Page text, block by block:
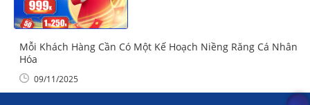
Mỗi Khách Hàng Cần Có Một Kế Hoạch Niềng Răng Cá Nhân
Hóa
09/11/2025